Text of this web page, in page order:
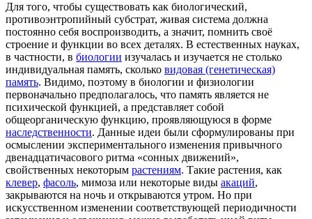
Для того, чтобы существовать как биологический,
противоэнтропийный субстрат, живая система должна
постоянно себя воспроизводить, а значит, помнить своё
строение и функции во всех деталях. В естественных науках,
в частности, в биологии изучалась и изучается не столько
индивидуальная память, сколько видовая (генетическая)
память. Видимо, поэтому в биологии и физиологии
первоначально предполагалось, что память является не
психической функцией, а представляет собой
общеорганическую функцию, проявляющуюся в форме
наследственности. Данные идеи были сформулированы при
осмыслении экспериментального изменения привычного
двенадцатичасового ритма «сонных движений»,
свойственных некоторым растениям. Такие растения, как
клевер, фасоль, мимоза или некоторые виды акаций,
закрываются на ночь и открываются утром. Но при
искусственном изменении соответствующей периодичности